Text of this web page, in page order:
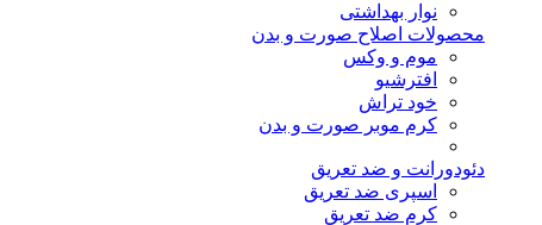
نوار بهداشتی
محصولات اصلاح صورت و بدن
موم و وکس
افترشیو
خود تراش
کرم موبر صورت و بدن
دئودورانت و ضد تعریق
اسپری ضد تعریق
کرم ضد تعریق